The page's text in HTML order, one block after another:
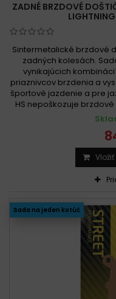
ZADNÉ BRZDOVÉ
Sintermetalické brzdové
zadných kolesách.
vynikajúcich
priaznivcov brzdenia a
športové jazdenie a pre
HS nepoškozuje
Sada na jeden kotúč